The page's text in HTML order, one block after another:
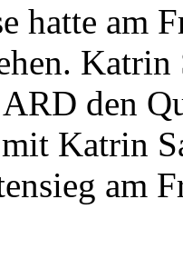
hatte am
den
Katrin
am